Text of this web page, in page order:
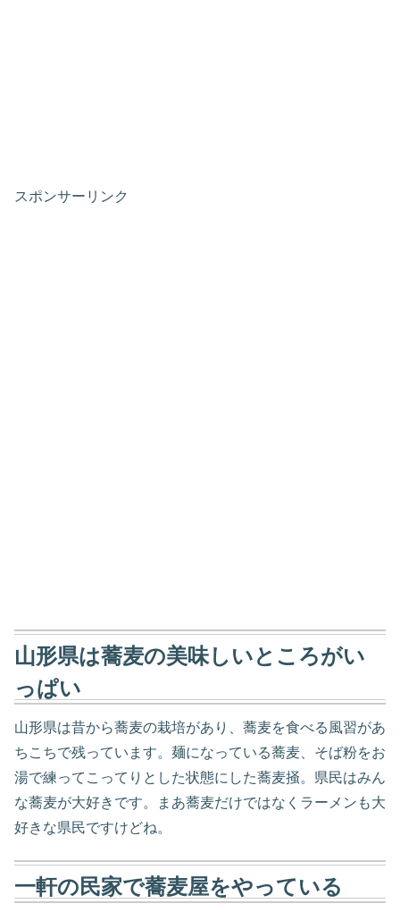
スポンサーリンク
山形県は蕎麦の美味しいところがい
っぱい
山形県は昔から蕎麦の栽培があり、蕎麦を食べる風習があ
ちこちで残っています。麺になっている蕎麦、そば粉をお
湯で練ってこってりとした状態にした蕎麦掻。県民はみん
な蕎麦が大好きです。まあ蕎麦だけではなくラーメンも大
好きな県民ですけどね。
一軒の民家で蕎麦屋をやっている